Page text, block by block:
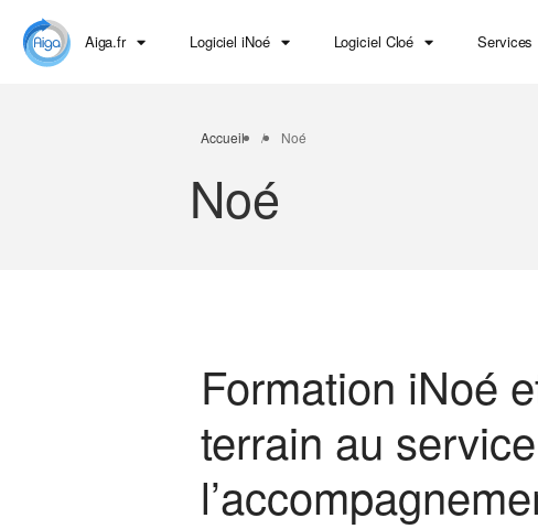
Aiga.fr Logiciel iNoé Logiciel Cloé Services
Accueil / Noé
Noé
Formation iNoé
terrain au